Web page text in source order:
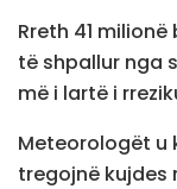
Rreth 41
të shpallur nga
më i lartë i
Meteorologët u
tregojnë kujdes